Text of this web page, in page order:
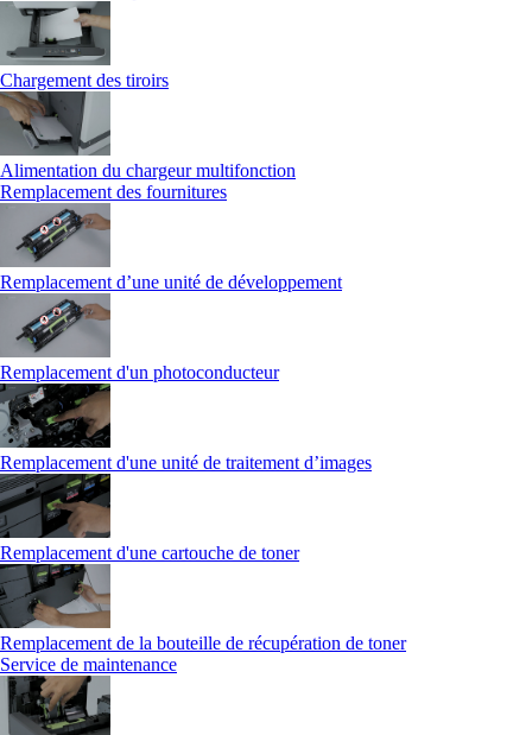
Chargement des tiroirs
Alimentation du chargeur multifonction
Remplacement des fournitures
Remplacement d’une unité de développement
Remplacement d'un photoconducteur
Remplacement d'une unité de traitement d’images
Remplacement d'une cartouche de toner
Remplacement de la bouteille de récupération de toner
Service de maintenance